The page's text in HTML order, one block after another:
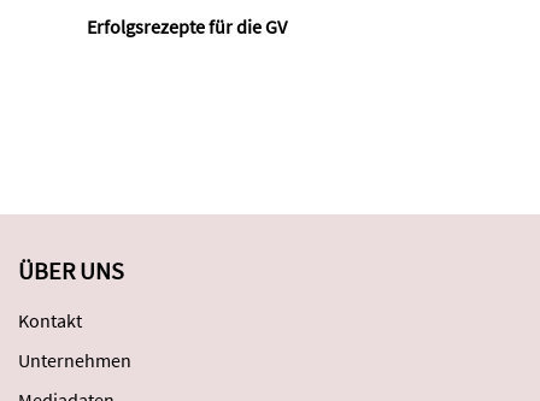
Erfolgsrezepte für die GV
ÜBER UNS
Kontakt
Unternehmen